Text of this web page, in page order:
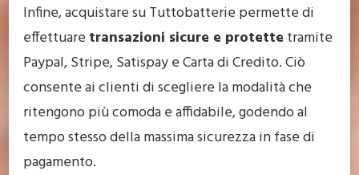
Infine, acquistare su Tuttobatterie permette di
effettuare transazioni sicure e protette tramite
Paypal, Stripe, Satispay e Carta di Credito. Ciò
consente ai clienti di scegliere la modalità che
ritengono più comoda e affidabile, godendo al
tempo stesso della massima sicurezza in fase di
pagamento.